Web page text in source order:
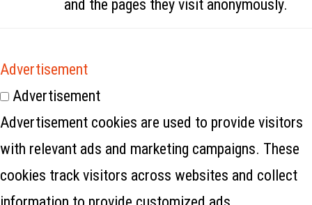
and the pages they visit anonymously.
Advertisement
Advertisement
Advertisement cookies are used to provide visitors
with relevant ads and marketing campaigns. These
cookies track visitors across websites and collect